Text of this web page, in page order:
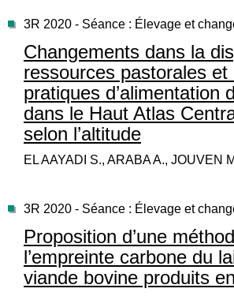
3R 2020 - Séance : Élevage et
Changements dans la
ressources pastorales et
pratiques d’alimentation
dans le Haut Atlas
selon l’altitude
EL AAYADI S., ARABA A., JOUVEN
3R 2020 - Séance : Élevage et
Proposition d’une
l’empreinte carbone du
viande bovine produits